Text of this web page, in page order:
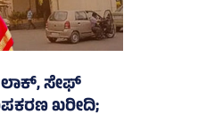
ಸೇಫ್‌
ಖರೀದಿ;